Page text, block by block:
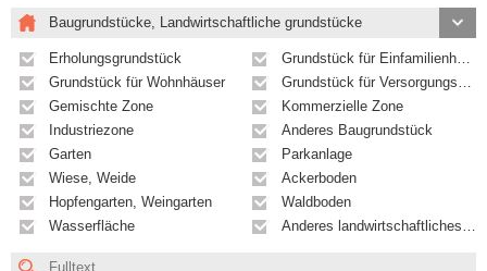
Baugrundstücke, Landwirtschaftliche grundstücke
Erholungsgrundstück
Grundstück für Einfamilienhäuser
Grundstück für Wohnhäuser
Grundstück für Versorgungseinrichtungen
Gemischte Zone
Kommerzielle Zone
Industriezone
Anderes Baugrundstück
Garten
Parkanlage
Wiese, Weide
Ackerboden
Hopfengarten, Weingarten
Waldboden
Wasserfläche
Anderes landwirtschaftliches Grundstück